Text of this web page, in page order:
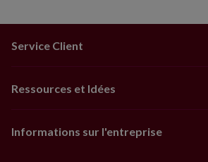
Service Client
Ressources et Idées
Informations sur l'entreprise